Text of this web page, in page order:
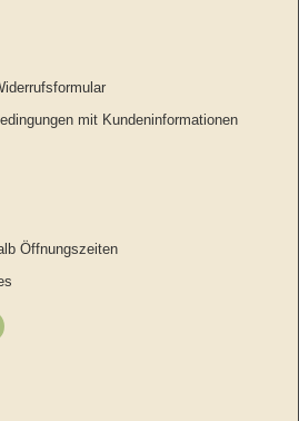
mit Kundeninformationen
Öffnungszeiten